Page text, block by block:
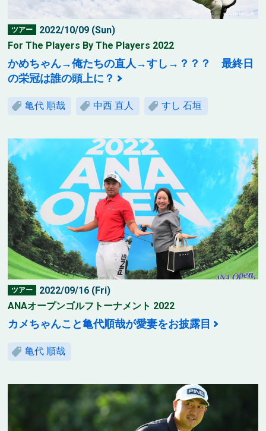
ツアー
2022/10/09 (Sun)
For The Players By The Players 2022
かめちゃん→俺たちの直人→すし→？？？ 最終日
の栄冠は誰の頭上に？
亀代 順哉 中西 直人 すし 石垣
ツアー
2022/09/16 (Fri)
ANAオープンゴルフトーナメント 2022
カメちゃんこと亀代順哉が愛妻をお披露目
亀代 順哉